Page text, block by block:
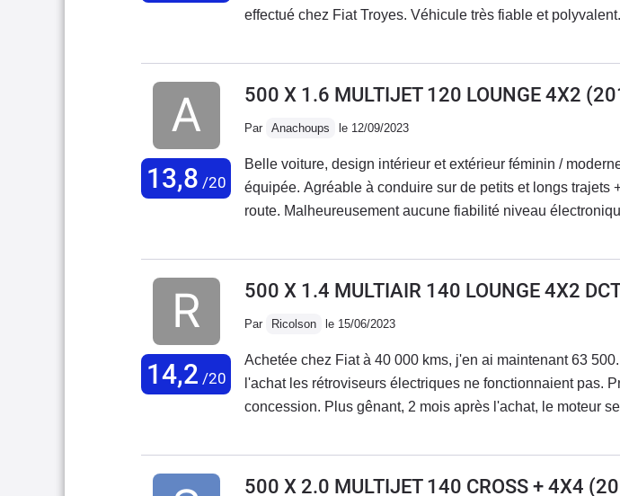
effectué chez Fiat Troyes. Véhicule très fiable et polyvalent.
13,8 /20
500 X 1.6 MULTIJET 120 LOUNGE 4X2
Par Anachoups le 12/09/2023
Belle voiture, design intérieur et extérieur féminin /
équipée. Agréable à conduire sur de petits et longs trajets
route. Malheureusement aucune fiabilité niveau
est déplorable, aucune reconnaissance de leurs défauts
ma voiture mais au vu des coûts de réparations
14,2 /20
500 X 1.4 MULTIAIR 140 LOUNGE 4X2 DCT
Par Ricolson le 15/06/2023
Achetée chez Fiat à 40 000 kms, j'en ai maintenant 63
l'achat les rétroviseurs électriques ne fonctionnaient pas.
concession. Plus gênant, 2 mois après l'achat, le moteur se
moteur résolu par la concession . Sous garantie.Au niveau
vraiment sympa et très bien finie (plastiques moussés, toit
500 X 2.0 MULTIJET 140 CROSS + 4X4